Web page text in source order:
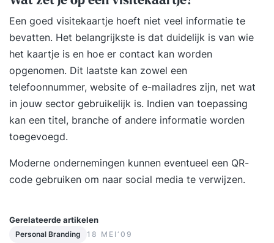
Een goed visitekaartje hoeft niet veel informatie te
bevatten. Het belangrijkste is dat duidelijk is van wie
het kaartje is en hoe er contact kan worden
opgenomen. Dit laatste kan zowel een
telefoonnummer, website of e-mailadres zijn, net wat
in jouw sector gebruikelijk is. Indien van toepassing
kan een titel, branche of andere informatie worden
toegevoegd.
Moderne ondernemingen kunnen eventueel een QR-
code gebruiken om naar social media te verwijzen.
Gerelateerde artikelen
Personal Branding 18 MEI‘09